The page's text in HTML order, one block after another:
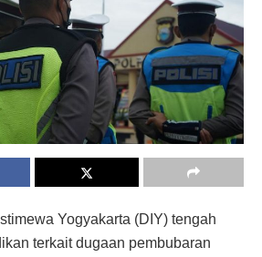
Yogyakarta (DIY) tengah
terkait dugaan pembubaran